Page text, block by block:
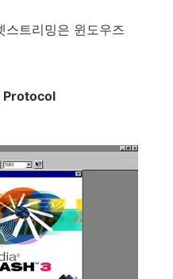
트리밍은 윈도우즈
Protocol